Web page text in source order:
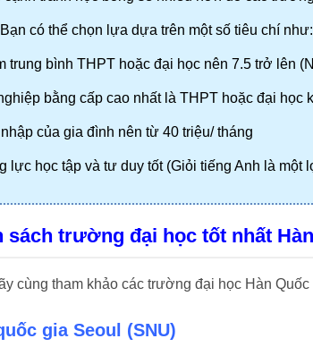
có thể chọn lựa dựa trên một số tiêu chí như:
trung bình THPT hoặc đại học nên 7.5 trở lên
bằng cấp cao nhất là THPT hoặc đại học
của gia đình nên từ 40 triệu/ tháng
lực học tập và tư duy tốt (Giỏi tiếng Anh là một
sách trường đại học tốt nhất
cùng tham khảo các trường đại học Hàn
gia Seoul (SNU)